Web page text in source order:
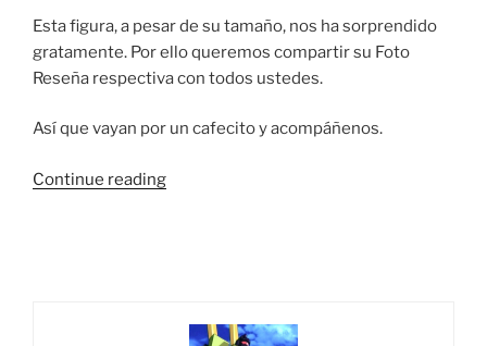
Esta figura, a pesar de su tamaño, nos ha sorprendido
gratamente. Por ello queremos compartir su Foto
Reseña respectiva con todos ustedes.
Así que vayan por un cafecito y acompáñenos.
Continue reading“Foto
Doomsday